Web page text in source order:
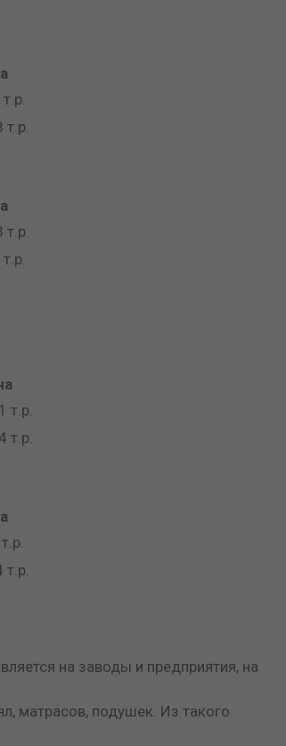
т.р.
т.р.
т.р.
т.р.
т.р.
на заводы и предприятия, на
матрасов, подушек. Из такого